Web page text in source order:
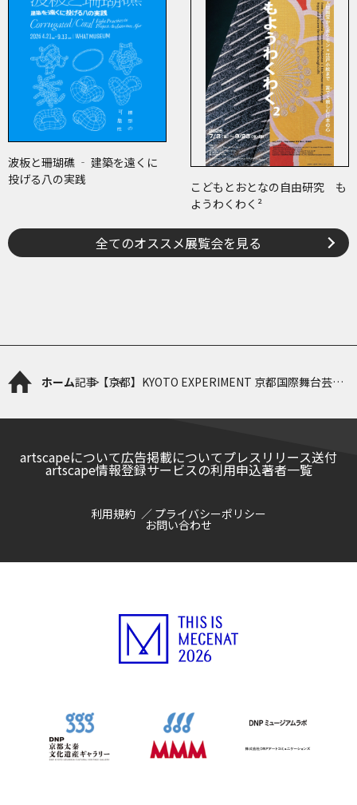
波板と珊瑚礁 ‐ 建築を遠くに
投げる八の実践
こどもとおとなの自由研究 も
ようわくわく²
全てのオススメ展覧会を見る
ホーム記事【京都】KYOTO EXPERIMENT 京都国際舞台芸術
artscapeについて広告掲載についてプレスリリース送付
artscape情報登録サービスの利用申込著者一覧
利用規約 プライバシーポリシー
お問い合わせ